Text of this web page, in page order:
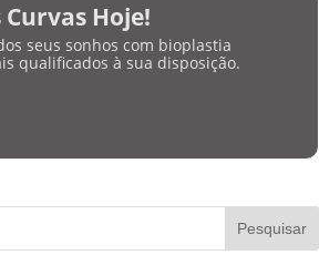
Curvas Hoje!
seus sonhos com bioplastia
qualificados à sua disposição.
Pesquisar